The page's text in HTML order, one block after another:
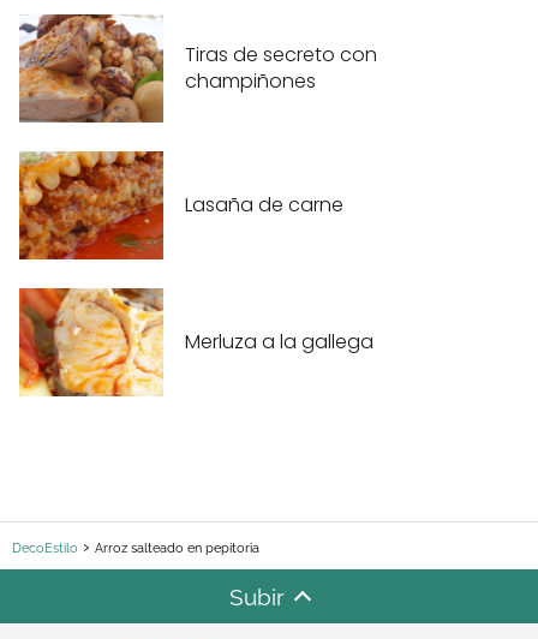
Tiras de secreto con
champiñones
Lasaña de carne
Merluza a la gallega
DecoEstilo Arroz salteado en pepitoria
Subir